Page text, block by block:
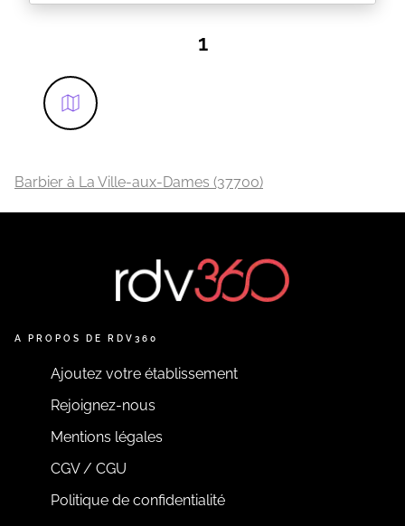
1
Barbier à La Ville-aux-Dames (37700)
A PROPOS DE RDV360
Ajoutez votre établissement
Rejoignez-nous
Mentions légales
CGV / CGU
Politique de confidentialité